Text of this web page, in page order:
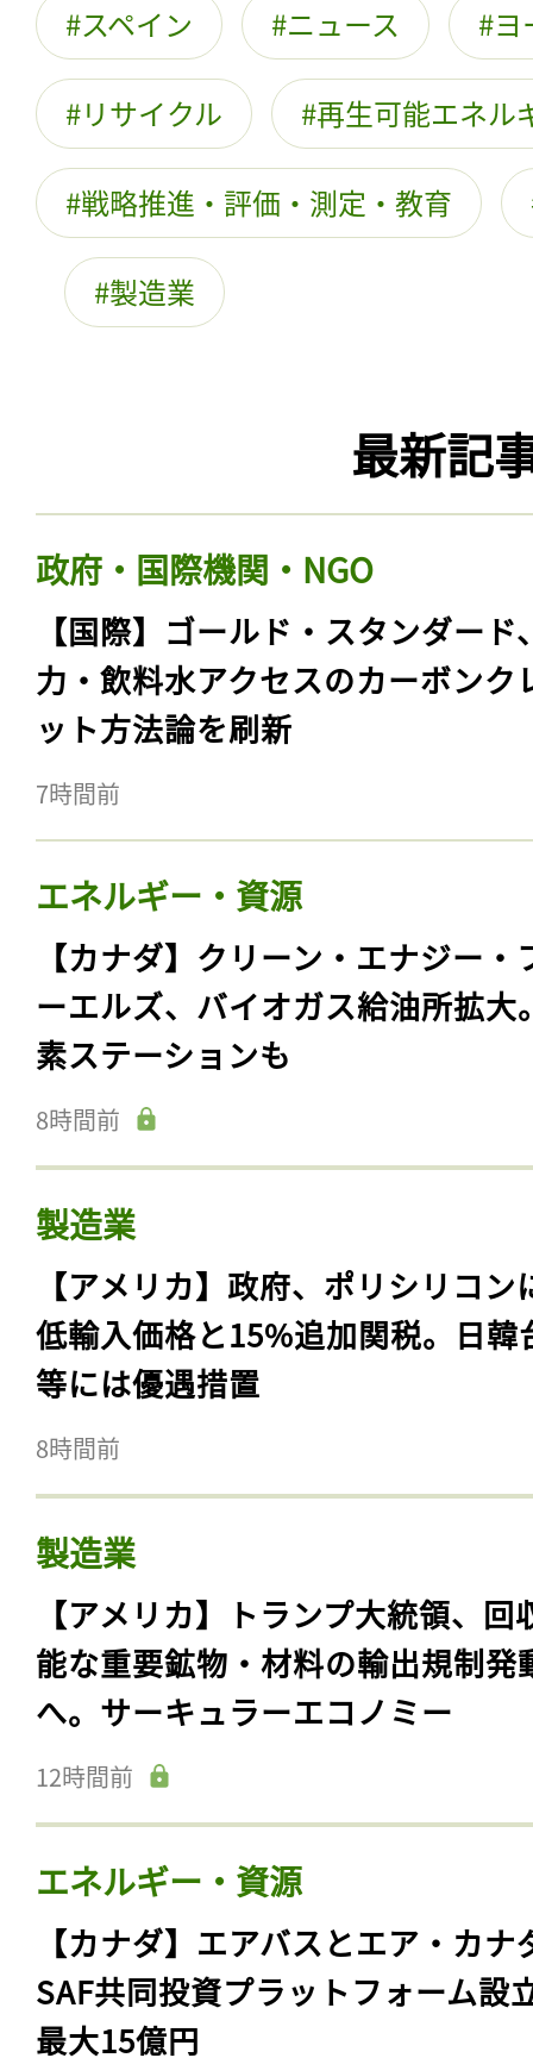
スペイン ニュース ヨ
リサイクル 再生可能エネル
戦略推進・評価・測定・教育
製造業
最新記
政府・国際機関・NGO
【国際】ゴールド・スタンダード
力・飲料水アクセスのカーボンク
ット方法論を刷新
7時間前
エネルギー・資源
【カナダ】クリーン・エナジー・
ーエルズ、バイオガス給油所拡大
素ステーションも
8時間前
製造業
【アメリカ】政府、ポリシリコン
低輸入価格と15%追加関税。日韓
等には優遇措置
8時間前
製造業
【アメリカ】トランプ大統領、回
能な重要鉱物・材料の輸出規制発
へ。サーキュラーエコノミー
12時間前
エネルギー・資源
【カナダ】エアバスとエア・カナ
SAF共同投資プラットフォーム設
最大15億円